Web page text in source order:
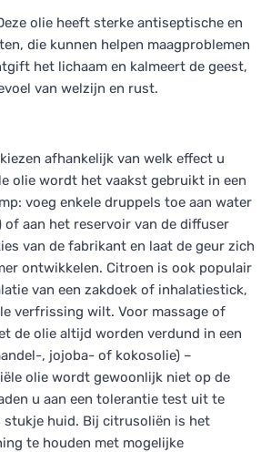
olie heeft sterke antiseptische en
die kunnen helpen maagproblemen
het lichaam en kalmeert de geest,
van welzijn en rust.
afhankelijk van welk effect u
olie wordt het vaakst gebruikt in een
voeg enkele druppels toe aan water
of aan het reservoir van de diffuser
van de fabrikant en laat de geur zich
ontwikkelen. Citroen is ook populair
van een zakdoek of inhalatiestick,
verfrissing wilt. Voor massage of
de olie altijd worden verdund in een
, jojoba- of kokosolie) –
olie wordt gewoonlijk niet op de
u aan een tolerantie test uit te
stukje huid. Bij citrusoliën is het
te houden met mogelijke